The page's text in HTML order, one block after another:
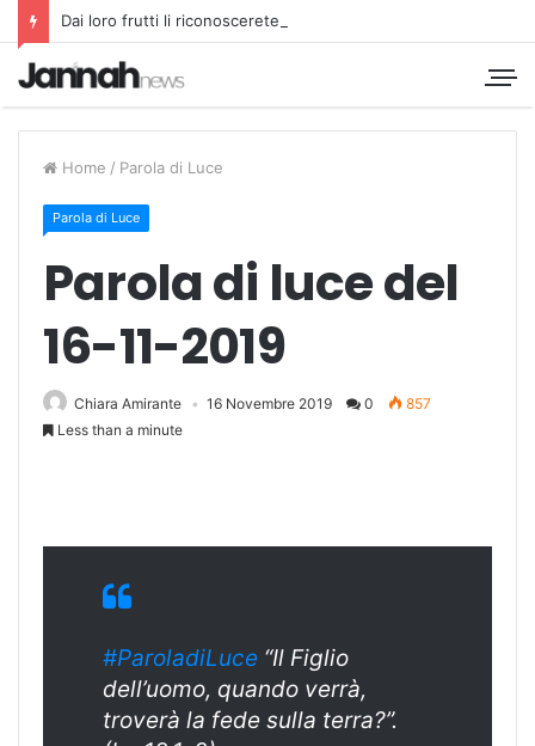
Dai loro frutti li riconoscerete
Home / Parola di Luce
Parola di Luce
Parola di luce del
16-11-2019
Chiara Amirante 16 Novembre 2019 0
857
Less than a minute
#ParoladiLuce “Il Figlio
dell’uomo, quando verrà,
troverà la fede sulla terra?”.